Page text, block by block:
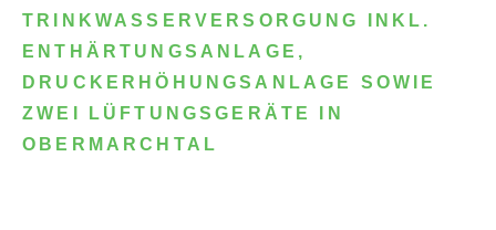
TRINKWASSERVERSORGUNG INKL.
ENTHÄRTUNGSANLAGE,
DRUCKERHÖHUNGSANLAGE SOWIE
ZWEI LÜFTUNGSGERÄTE IN
OBERMARCHTAL